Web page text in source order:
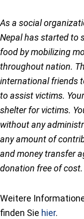
As a social
Nepal has started to
food by mobilizing
throughout nation.
international friends
to assist victims.
shelter for victims.
without any
any amount of
and money transfer
donation free of
Weitere
finden Sie hier.